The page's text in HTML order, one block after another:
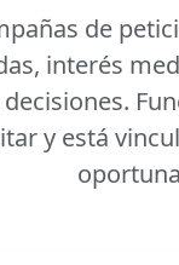
de
interés
y está